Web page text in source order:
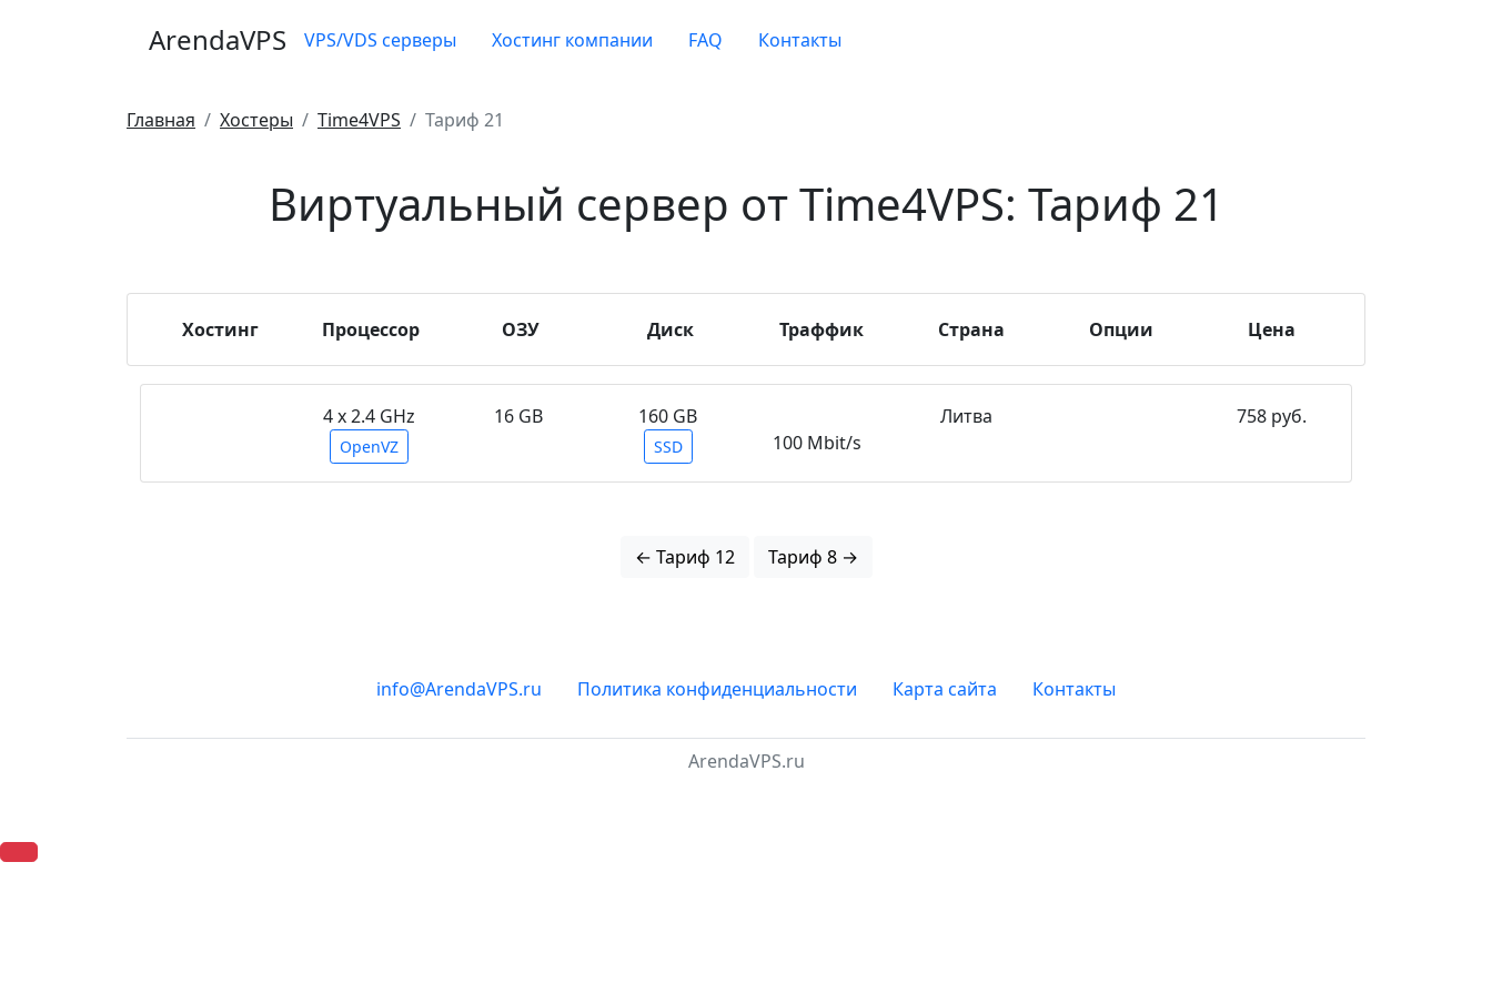
ArendaVPS VPS/VDS серверы Хостинг компании FAQ Контакты
Главная Хостеры Time4VPS Тариф 21
Виртуальный сервер от Time4VPS: Тариф 21
Хостинг Процессор ОЗУ Диск Траффик Страна Опции Цена
4 х 2.4 GHz
OpenVZ
16 GB 160 GB
SSD 100 Mbit/s
Литва 758 руб.
← Тариф 12 Тариф 8 →
info@ArendaVPS.ru Политика конфиденциальности Карта сайта Контакты
ArendaVPS.ru